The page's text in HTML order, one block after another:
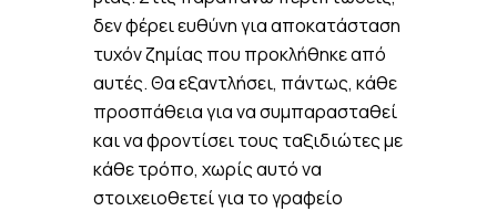
δεν φέρει ευθύνη για αποκατάσταση
τυχόν ζημίας που προκλήθηκε από
αυτές. Θα εξαντλήσει, πάντως, κάθε
προσπάθεια για να συμπαρασταθεί
και να φροντίσει τους ταξιδιώτες με
κάθε τρόπο, χωρίς αυτό να
στοιχειοθετεί για το γραφείο